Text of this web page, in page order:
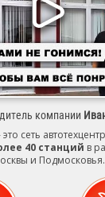
компании
сеть
40 станций в
и Подмосковья.